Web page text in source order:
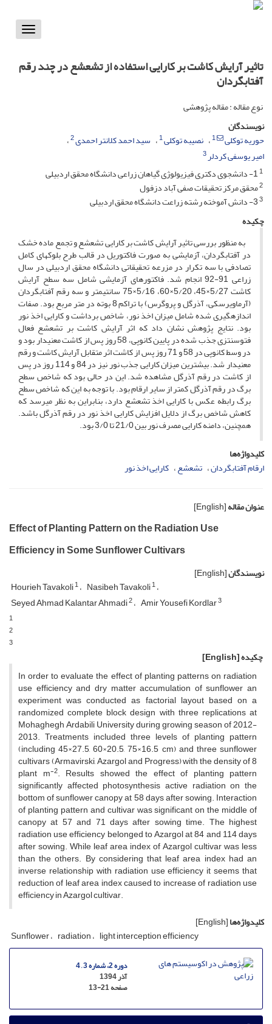
Toggle
تاثیر آرایش‌ کاشت بر کارایی استفاده از تشعشع در چند رقم
آفتابگردان
نوع مقاله : مقاله پژوهشی
نویسندگان
حوریه توکلی
1 نصیبه توکلی1 سید احمد کلانتر احمدی2
امیر یوسفی کردلر3
1
2محقق مرکز تحقیقات صفی آباد دزفول
3
چکیده
به منظور بررسی تاثیر آرایش کاشت بر کارایی تشعشع و تجمع ماده خشک
در آفتابگردان، آزمایشی به صورت فاکتوریل در قالب طرح بلوک­های کامل
تصادفی با سه تکرار در مزرعه تحقیقاتی دانشگاه محقق اردبیلی در سال
زراعی 91-92 انجام شد. فاکتورهای آزمایشی شامل سه سطح آرایش
کاشت 5/27×45، 5/20×60، 5/16×75 سانتی­متر و سه رقم آفتابگردان
(آرماویرسکی، آذرگل و پروگرس) با تراکم 8 بوته در متر مربع بود. صفات
اندازه­گیری شده شامل میزان اخذ نور، شاخص برداشت و کارایی اخذ نور
بود. نتایج پژوهش نشان داد که اثر آرایش کاشت بر تشعشع فعال
فتوسنتزی جذب شده در پایین کانوپی، 58 روز پس از کاشت معنی­دار بود و
در وسط کانوپی در 58 و 71 روز پس از کاشت اثر متقابل آرایش کاشت و رقم
معنی­دار شد. بیشترین میزان کارایی جذب نور نیز در 84 و 114 روز در پس
از کاشت در رقم آذرگل مشاهده شد. این در حالی ­بود که شاخص سطح
برگ در رقم آذرگل کمتر از سایر ارقام بود. با توجه به این که شاخص سطح
برگ رابطه عکس با کارایی اخذ تشعشع دارد، بنابراین به نظر می­رسد که
کاهش شاخص برگ از دلایل افزایش کارایی اخذ نور در رقم آذرگل باشد.
همچنین، دامنه کارایی مصرف نور بین 21/0 تا 3/0 بود.
کلیدواژه‌ها
ارقام آفتابگردان تشعشع کارایی اخذ نور
عنوان مقاله[English]
Effect of Planting Pattern on the Radiation Use
Efficiency in Some Sunflower Cultivars
نویسندگان[English]
Hourieh Tavakoli1 Nasibeh Tavakoli1
Seyed Ahmad Kalantar Ahmadi2 Amir Yousefi Kordlar3
1
2
3
چکیده[English]
In order to evaluate the effect of planting patterns on radiation
use efficiency and dry matter accumulation of sunflower an
experiment was conducted as factorial layout based on a
randomized complete block design with three replications at
Mohaghegh Ardabili University during growing season of 2012-
2013. Treatments included three levels of planting pattern
(including 45×27.5, 60×20.5, 75×16.5 cm) and three sunflower
cultivars (Armavirski, Azargol and Progress) with the density of 8
plant m-2. Results showed the effect of planting pattern
significantly affected photosynthesis active radiation on the
bottom of sunflower canopy at 58 days after sowing. Interaction
of planting pattern and cultivar was significant on the middle of
canopy at 57 and 71 days after sowing time. The highest
radiation use efficiency belonged to Azargol at 84 and 114 days
after sowing. While leaf area index of Azargol cultivar was less
than the others. By considering that leaf area index had an
inverse relationship with radiation use efficiency it seems that
reduction of leaf area index caused to increase of radiation use
efficiency in Azargol cultivar.
کلیدواژه‌ها[English]
Sunflower radiation light interception efficiency
دوره 2، شماره 3 , 4
آذر 1394
صفحه13-21